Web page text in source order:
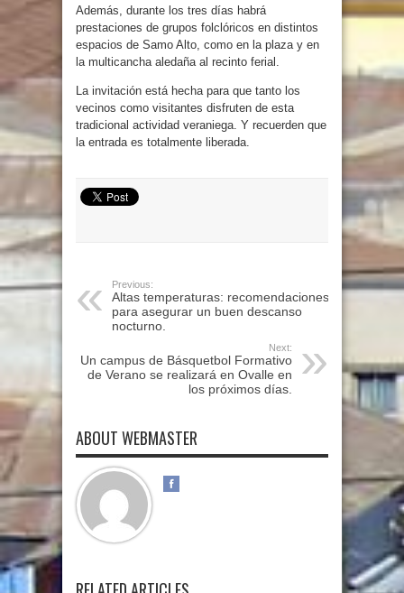
Además, durante los tres días habrá
prestaciones de grupos folclóricos en distintos
espacios de Samo Alto, como en la plaza y en
la multicancha aledaña al recinto ferial.
La invitación está hecha para que tanto los
vecinos como visitantes disfruten de esta
tradicional actividad veraniega. Y recuerden que
la entrada es totalmente liberada.
Previous:
Altas temperaturas: recomendaciones
para asegurar un buen descanso
nocturno.
Next:
Un campus de Básquetbol Formativo
de Verano se realizará en Ovalle en
los próximos días.
ABOUT WEBMASTER